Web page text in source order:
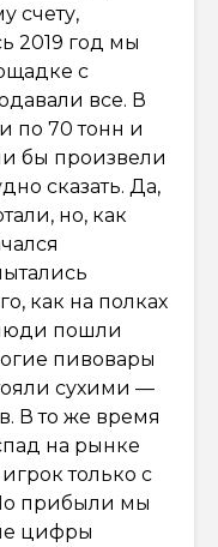
счету,
2019 год мы
с
все. В
по 70 тонн и
бы произвели
сказать. Да,
но, как
как на полках
пошли
пивовары
сухими —
В то же время
на рынке
только с
прибыли мы
цифры